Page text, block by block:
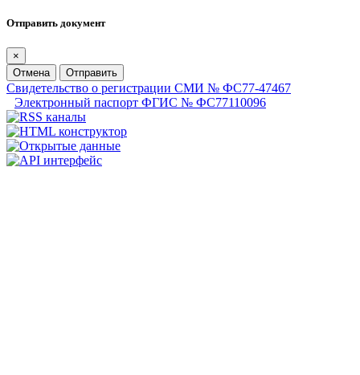
Отправить документ
×
Отмена
Отправить
Свидетельство о регистрации СМИ № ФС77-47467
Электронный паспорт ФГИС № ФС77110096